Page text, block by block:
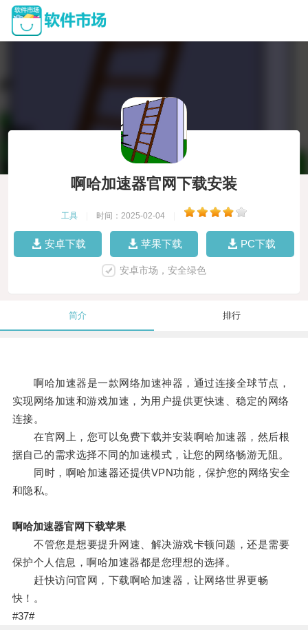
啊哈加速器官网下载安装
工具 时间：2025-02-04
安卓下载 苹果下载 PC下载
安卓市场，安全绿色
简介 排行
啊哈加速器是一款网络加速神器，通过连接全球节点，
实现网络加速和游戏加速，为用户提供更快速、稳定的网络
连接。
在官网上，您可以免费下载并安装啊哈加速器，然后根
据自己的需求选择不同的加速模式，让您的网络畅游无阻。
同时，啊哈加速器还提供VPN功能，保护您的网络安全
和隐私。
啊哈加速器官网下载苹果
不管您是想要提升网速、解决游戏卡顿问题，还是需要
保护个人信息，啊哈加速器都是您理想的选择。
赶快访问官网，下载啊哈加速器，让网络世界更畅
快！。
#37#